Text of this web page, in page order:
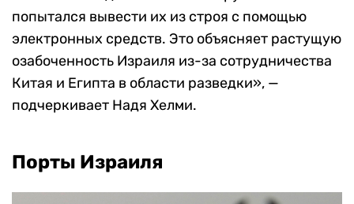
попытался вывести их из строя с помощью
электронных средств. Это объясняет растущую
озабоченность Израиля из-за сотрудничества
Китая и Египта в области разведки», —
подчеркивает Надя Хелми.
Порты Израиля